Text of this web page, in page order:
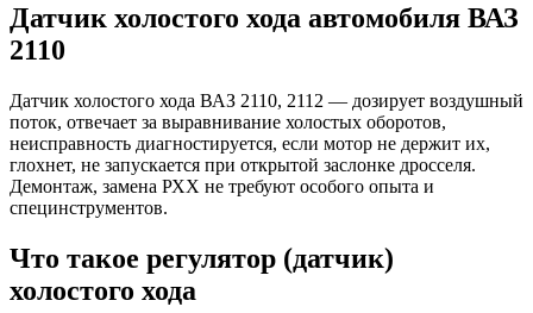
Датчик холостого хода автомобиля ВАЗ
2110
Датчик холостого хода ВАЗ 2110, 2112 — дозирует воздушный
поток, отвечает за выравнивание холостых оборотов,
неисправность диагностируется, если мотор не держит их,
глохнет, не запускается при открытой заслонке дросселя.
Демонтаж, замена РХХ не требуют особого опыта и
специнструментов.
Что такое регулятор (датчик)
холостого хода